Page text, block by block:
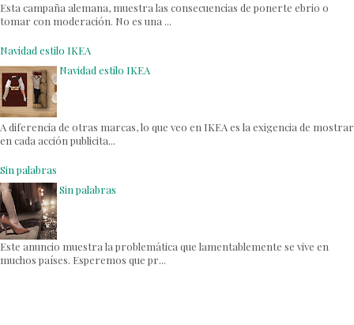
Esta campaña alemana, muestra las consecuencias de ponerte ebrio o
tomar con moderación. No es una ...
Navidad estilo IKEA
Navidad estilo IKEA
A diferencia de otras marcas, lo que veo en IKEA es la exigencia de mostrar
en cada acción publicita...
Sin palabras
Sin palabras
Este anuncio muestra la problemática que lamentablemente se vive en
muchos países. Esperemos que pr...